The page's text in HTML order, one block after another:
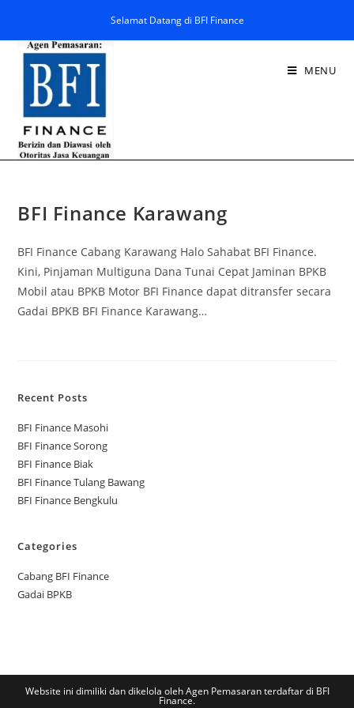
Selamat Datang di BFI Finance
MENU
BFI Finance Karawang
BFI Finance Cabang Karawang Halo Sahabat BFI Finance.
Kini, Pinjaman Multiguna Dana Tunai Cepat Jaminan BPKB
Mobil atau BPKB Motor BFI Finance dapat ditransfer secara
Gadai BPKB BFI Finance Karawang…
Recent Posts
BFI Finance Masohi
BFI Finance Sorong
BFI Finance Biak
BFI Finance Tulang Bawang
BFI Finance Bengkulu
Categories
Cabang BFI Finance
Gadai BPKB
Website ini dimiliki dan dikelola oleh Agen Pemasaran terdaftar di BFI
Finance.